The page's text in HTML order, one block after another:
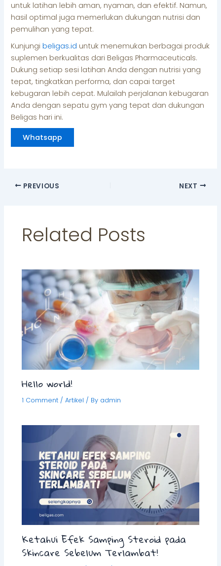
untuk latihan lebih aman, nyaman, dan efektif. Namun,
hasil optimal juga memerlukan dukungan nutrisi dan
pemulihan yang tepat.
Kunjungi beligas.id untuk menemukan berbagai produk
suplemen berkualitas dari Beligas Pharmaceuticals.
Dukung setiap sesi latihan Anda dengan nutrisi yang
tepat, tingkatkan performa, dan capai target
kebugaran lebih cepat. Mulailah perjalanan kebugaran
Anda dengan sepatu gym yang tepat dan dukungan
Beligas hari ini.
Whatsapp
PREVIOUS NEXT
Related Posts
Hello world!
1 Comment /Artikel / By admin
Ketahui Efek Samping Steroid pada
Skincare Sebelum Terlambat!